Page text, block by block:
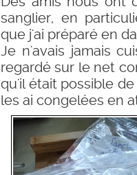
sanglier, en
que j'ai préparé en
Je n'avais jamais
regardé sur le net
qu'il était possible
les ai congelées en